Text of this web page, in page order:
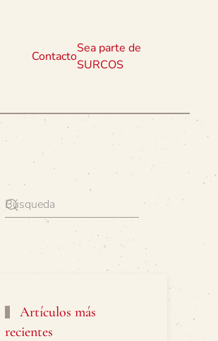
Contacto
Sea parte de
SURCOS
Artículos más
recientes